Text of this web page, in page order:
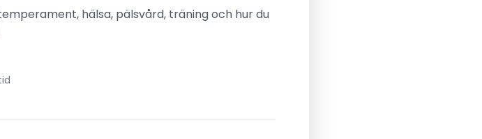
hälsa, pälsvård, träning och hur du